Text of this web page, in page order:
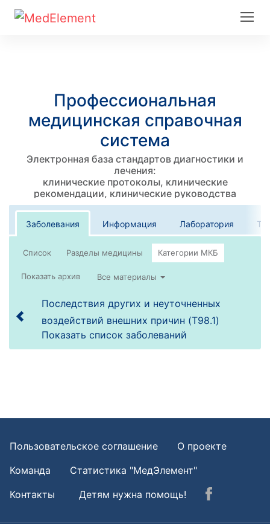
Профессиональная
медицинская справочная
система
Электронная база стандартов диагностики и
лечения:
клинические протоколы, клинические
рекомендации, клинические руководства
Заболевания Информация Лаборатория
Список
Все материалы
Последствия других и неуточненных
воздействий внешних причин (T98.1)
Показать список заболеваний
Пользовательское соглашение
О проекте
Команда
Статистика "МедЭлемент"
Контакты
Детям нужна помощь!